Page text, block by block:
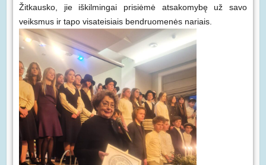
Žitkausko, jie iškilmingai prisiėmė atsakomybę už savo
veiksmus ir tapo visateisiais bendruomenės nariais.